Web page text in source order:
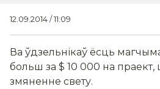
12.09.2014 / 11:09
Ва ўдзельнікаў ёсць
больш за $ 10 000 на праект,
змяненне свету.